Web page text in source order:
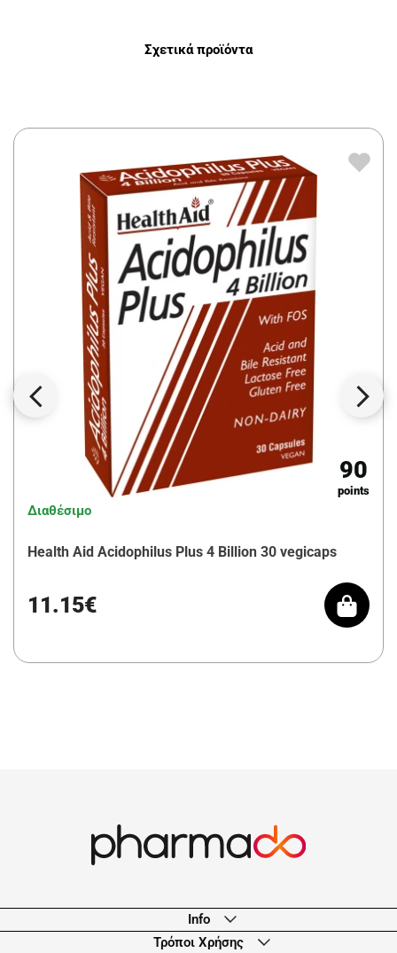
Σχετικά προϊόντα
90
points
Διαθέσιμο
Health Aid Acidophilus Plus 4 Billion 30 vegicaps
11.15€
Info
Τρόποι Χρήσης